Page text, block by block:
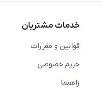
خدمات مشتریان
قوانین و مقررات
حریم خصوصی
راهنما